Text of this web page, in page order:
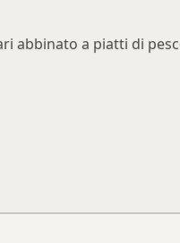
abbinato a piatti di